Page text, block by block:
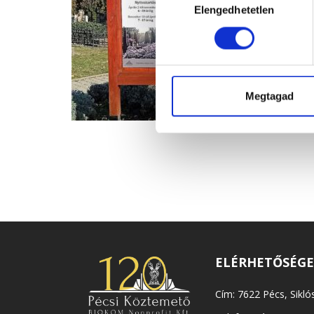
kiválasztásaElengedhetetlen
Megtagad
Cím: 7622 Pécs,